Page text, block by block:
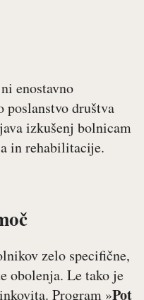
enostavno
poslanstvo društva
izkušenj bolnicam
in rehabilitacije.
zelo specifične,
obolenja. Le tako je
Program »Pot